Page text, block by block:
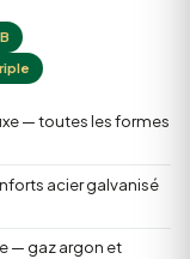
— toutes les formes
acier galvanisé
— gaz argon et